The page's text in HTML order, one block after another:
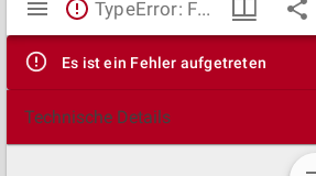
Viewer
TypeError: Failed to fetch
Es ist ein Fehler aufgetreten
Technische Details